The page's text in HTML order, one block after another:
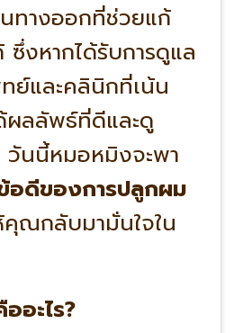
ทางออกที่ช่วยแก้
ซึ่งหากได้รับการดูแล
ย์และคลินิกที่เน้น
ลลัพธ์ที่ดีและดู
วันนี้หมอหมิงจะพา
อดีของการปลูกผม
คุณกลับมามั่นใจใน
อะไร?